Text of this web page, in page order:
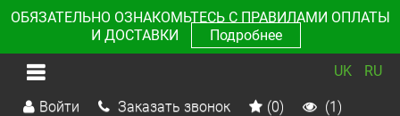
ОБЯЗАТЕЛЬНО ОЗНАКОМЬТЕСЬ С ПРАВИЛАМИ ОПЛАТЫ
И ДОСТАВКИ
Подробнее
UK RU
Войти Заказать звонок (0) (1)